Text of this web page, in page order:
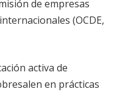
de empresas
(OCDE,
activa de
en prácticas